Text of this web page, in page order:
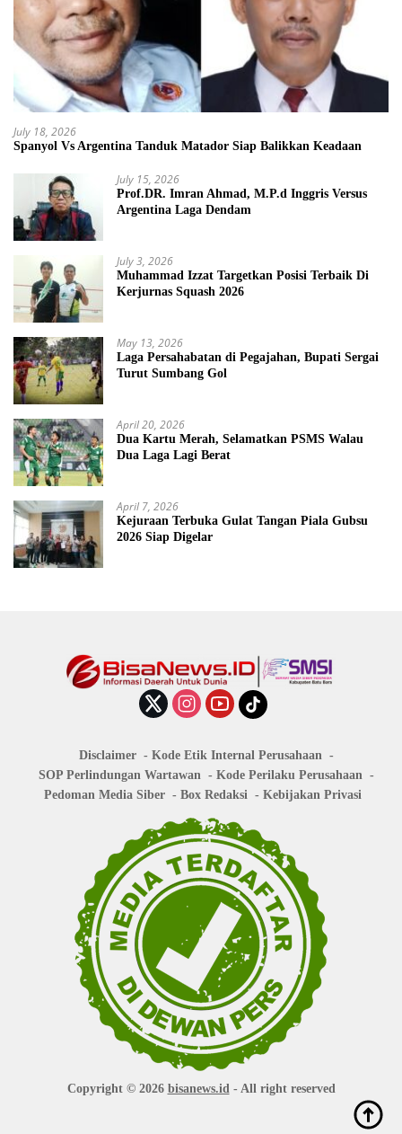
July 18, 2026
Spanyol Vs Argentina Tanduk Matador Siap Balikkan Keadaan
July 15, 2026
Prof.DR. Imran Ahmad, M.P.d Inggris Versus
Argentina Laga Dendam
July 3, 2026
Muhammad Izzat Targetkan Posisi Terbaik Di
Kerjurnas Squash 2026
May 13, 2026
Laga Persahabatan di Pegajahan, Bupati Sergai
Turut Sumbang Gol
April 20, 2026
Dua Kartu Merah, Selamatkan PSMS Walau
Dua Laga Lagi Berat
April 7, 2026
Kejuraan Terbuka Gulat Tangan Piala Gubsu
2026 Siap Digelar
Disclaimer
Kode Etik Internal Perusahaan
SOP Perlindungan Wartawan
Kode Perilaku Perusahaan
Pedoman Media Siber
Box Redaksi Kebijakan Privasi
Copyright © 2026 bisanews.id- All right reserved